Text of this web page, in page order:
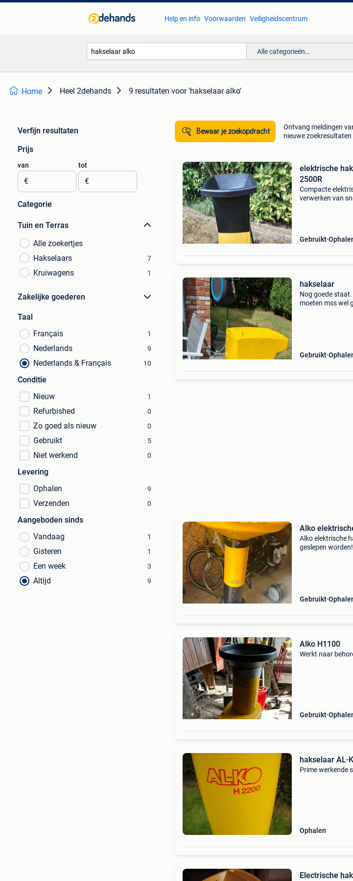
Help en info Voorwaarden Veiligheidscentrum
Alle categorieën…
Home Heel 2dehands 9 resultaten voor 'hakselaar alko'
Verfijn resultaten
Prijs
van
€
tot
€
Categorie
Tuin en Terras
Alle zoekertjes
Hakselaars
7
Kruiwagens 1
Zakelijke goederen
Taal
Français
1
Nederlands 9
Nederlands & Français 10
Conditie
Nieuw
1
Refurbished 0
Zo goed als nieuw 0
Gebruikt 5
Niet werkend 0
Levering
Ophalen
9
Verzenden 0
Aangeboden sinds
Vandaag
1
Gisteren 1
Een week 3
Altijd 9
Bewaar je zoekopdracht
Ontvang meldingen
nieuwe zoekresultaten
elektrische
2500R
Compacte
verwerken van
Gebruikt
hakselaar
Nog goede
moeten mss wel
Gebruikt
Alko
Alko elektrische
geslepen worden!
Gebruikt
Alko H1100
Werkt naar
Gebruikt
hakselaar AL-
Prime werkende
Ophalen
Electrische